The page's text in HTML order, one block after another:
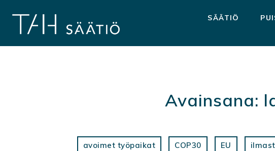
sisältöön
SÄÄTIÖ
Avainsana:
avoimet työpaikat COP30 EU